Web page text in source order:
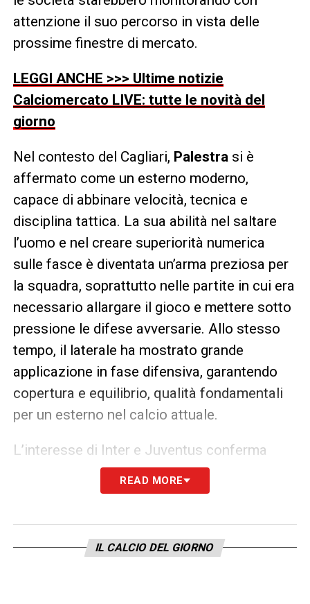
attenzione il suo percorso in vista delle
prossime finestre di mercato.
LEGGI ANCHE >>> Ultime notizie
Calciomercato LIVE: tutte le novità del
giorno
Nel contesto del Cagliari, Palestra si è
affermato come un esterno moderno,
capace di abbinare velocità, tecnica e
disciplina tattica. La sua abilità nel saltare
l’uomo e nel creare superiorità numerica
sulle fasce è diventata un’arma preziosa per
la squadra, soprattutto nelle partite in cui era
necessario allargare il gioco e mettere sotto
pressione le difese avversarie. Allo stesso
tempo, il laterale ha mostrato grande
applicazione in fase difensiva, garantendo
copertura e equilibrio, qualità fondamentali
per un esterno nel calcio attuale.
L’interesse di Inter e Juventus conferma
come il percorso di crescita diPalestra
sotto osservazione da parte dei grandi club.
molto chiara. Il club bergamasco considera
Marco Palestra un profilo strategico per il
READ MORE
IL CALCIO DEL GIORNO